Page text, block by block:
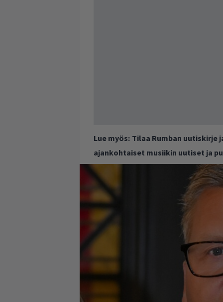
Lue myös: Tilaa Rumban uutiskirje
ajankohtaiset musiikin uutiset ja